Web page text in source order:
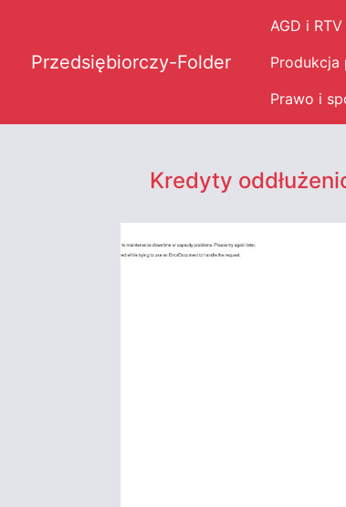
Przedsiębiorczy-Folder
AGD i RTV
Produkcja
Prawo i
Kredyty